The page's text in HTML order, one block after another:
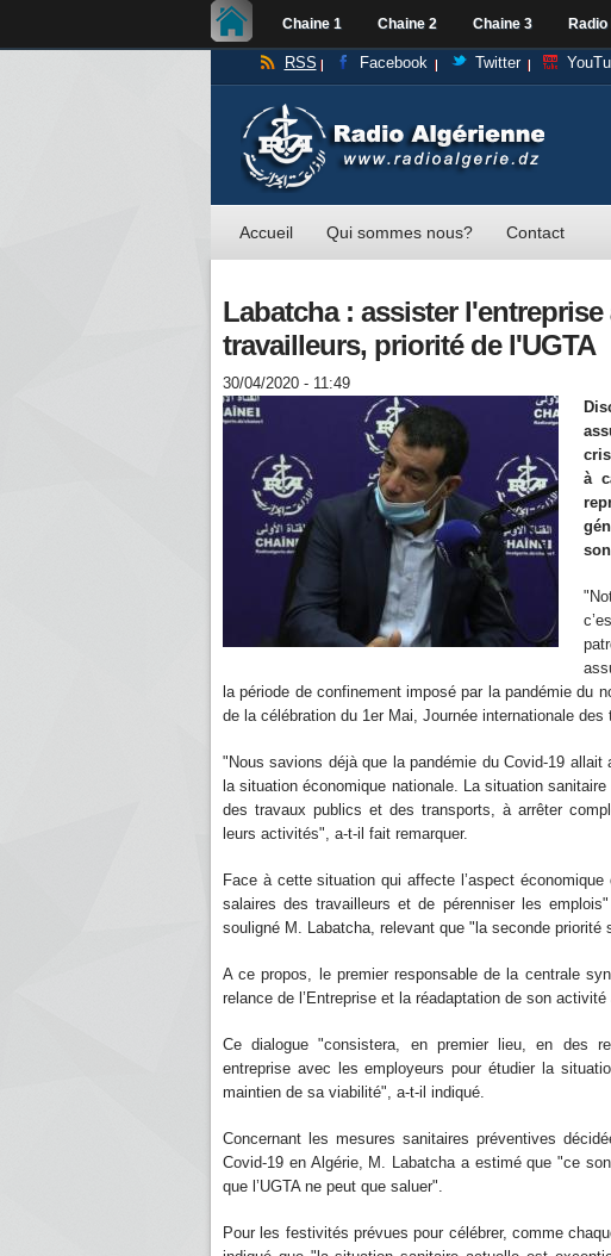
Chaine 1 Chaine 2 Chaine 3
RSS Facebook Twitter
Accueil Qui sommes nous? Contact
Labatcha : assister
travailleurs, priorité de l'UGTA
30/04/2020 - 11:49
à
la période de confinement imposé par la pandémie du
de la célébration du 1er Mai, Journée internationale des
"Nous savions déjà que la pandémie du Covid-19
la situation économique nationale. La situation
des travaux publics et des transports, à arrêter
leurs activités", a-t-il fait remarquer.
Face à cette situation qui affecte l’aspect
salaires des travailleurs et de pérenniser les
souligné M. Labatcha, relevant que "la seconde priorité
A ce propos, le premier responsable de la centrale
relance de l’Entreprise et la réadaptation de son
Ce dialogue "consistera, en premier lieu, en des
entreprise avec les employeurs pour étudier la
maintien de sa viabilité", a-t-il indiqué.
Concernant les mesures sanitaires préventives
Covid-19 en Algérie, M. Labatcha a estimé que "ce
que l’UGTA ne peut que saluer".
Pour les festivités prévues pour célébrer, comme